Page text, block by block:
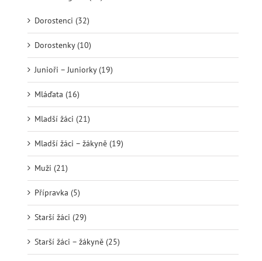
Dorostenci (32)
Dorostenky (10)
Junioři – Juniorky (19)
Mláďata (16)
Mladší žáci (21)
Mladší žáci – žákyně (19)
Muži (21)
Přípravka (5)
Starší žáci (29)
Starší žáci – žákyně (25)